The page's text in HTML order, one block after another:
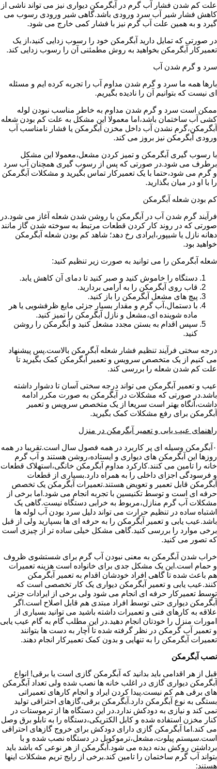
علت کم شدن فشار آب گرم در آبگرمکن دیواری نیز می تواند ناشی از
کاهش فشار شیر آب سرد ورودی باشد.گاهی شیر ورودی رسوب می
گیرد و به همین علت آب گرم نیز با فشار کمی خارج می شود.
در صورتی که تمایل دارید آبگرمکن خود را رسوب زدایی کنید،از یک
تعمیرکار آبگرمکن بخواهید به روش مطمئنی آن را رسوب زدایی کند.
سرد و گرم شدن آب
بارها همه ما سرد و گرم شدن مداوم آب را تجربه کرده ایم و مسئله
ای نیست که بتوانیم آن را نادیده بگیریم.
ممکن است سرد و گرم شدن مداوم به خاطر مناسب نبودن لوله
کشی آب ساختمان باشد،اما معمولا این مشکل به علت کم بودن شعله
آبگرمکن،گرم نشدن آب داخل مخزن آبگرمکن یا فشار نامناسب آب
ورودی آبگرمکن نیز بروز می کند.
با رسوب گیری آبگرمکن و تمیز کردن مشعل،معمولا این مشکل
برطرف می شود.در صورتی که پس از رسوب گیری همچنان آب سرد
و گرم می شود،حتما با یک تعمیرکار تماس بگیرید و مشکلات آبگرمکن
را با او در میان بگذارید.
کم بودن شعله آبگرمکن
فرآیند گرم شدن آب در آبگرمکن با روشن شدن شعله آغاز می شود.در
صورتی که در روند کار کردن قطعات مرتبط به سوخته شدن گاز مانند
دهانه نازل یا شیپور،ایرادی رخ دهد؛ شاهد کم بودن شعله آبگرمکن
خواهید بود.
شعله آبگرمکن را می توانید به صورت زیر تنظیم کنید:
دستگاه را خاموش کنید و صبر کنید تا دمای آن کاهش یابد.
قاب روی آبگرمکن را به آرامی بردارید.
پیچ های مشعل آبگرمکن را باز کنید.
با دستمال،آب گرم و مقدار بسیار جزئی مایع ظرفشویی یا هر
ماده شوینده ای،مشعل و نازل آبگرمکن را تمیز کنید.
سپس اقدام به بستن مجدد مشعل کنید و آبگرمکن را روشن
کنید.
درجه سختی فرآیند تنظیم فشار شعله آبگرمکن بالاست.پس پیشنهاد
می کنیم از یک متخصص سرویس و تعمیر آبگرمکن کمک بگیرید تا
علت کم شدن شعله را بررسی کند.
عیب و تعمیر آبگرمکن می تواند درجه سختی آسان تا دشوار داشته
باشد.در صورتی که مشکلات در آبگرمکن به صورت مکرر ادامه
داشت،آنگاه بهتر است سریعا از یک متخصص سرویس و تعمیر
آبگرمکن برای رفع مشکلات کمک بگیرید.
راهنمای عیب یابی و تعمیر آبگرمکن در منزل
۰آبگرمکن وسیله ای پر کاربرد در همه فصول سال است.تقریبا در همه
روزها این آبگرمکن های دیواری و ایستاده،روشن هستند و آب گرم
خانه را تامین می کنند.کارکرد مداوم آبگرمکن خانگی،استهلاک قطعات
و فرسودگی اجزای داخلی را به همراه دارد.بسیاری از قطعات
آبگرمکن قابل تعمیر و تعویض هستند.تعمیرات آبگرمکن یک تخصص
حرفه ای است و توسط تکنیسین با تجربه انجام می شود.اما برخی از
مشکلات آب گرم منازل،مربوط به خرابی دستگاه نیست.گاهی یک
اشتباه ساده در تنظیم حرارت می تواند دلیل سرد بودن آب لوله ها
باشد.عیب یابی و تعمیر آبگرمکن را به حرفه ای ها بسپارید ولی از قبل
برخی موارد را بررسی کنید.گاهی مشکل خیلی ساده تر از چیزی است
که تصور می کنید.
خراب شدن آبگرمکن به معنی نبودن آب گرم برای شستشوی ظروف
و حمام است.این یک مشکل جدی برای خانواده است هزینه تعمیرات
هم باعث شده تا گاهی افراد خودشان اقدام به تعمیر آبگرمکن
کنند.عیب یابی و تعمیر آبگرمکن دیواری یک کار تخصصی است که
توسط تعمیرکار حرفه ای انجام می شود ولی برخی از ایرادات جزئی
آبگرمکن دیواری حتی توسط افراد مبتدی هم قابل اصلاح است.اگر
علاقه به کارهای فنی و تعمیرات داشته باشید می توانید بسیاری از
امورات منزل را خودتان انجام دهید.در این مطلب گام به گام عیب یابی
و تعمیر آب گرمکن در نظر گرفته شده تا آچار به دست ها بتوانند
تعمیرات آبگرمکن را به تنهایی و بدون کمک تعمیرکار انجام دهند.
نصب آبگرمکن
قبل از هر اقدامی باید بدانید که آبگرمکن گازی است یا برقی! انواع
آبگرمکن دیواری گازی در اغلب خانه ها نصب شده ولی تعداد آبگرمکن
های برقی هم کم نیست.پیدا کردن ایراد و انجام کارهای تعمیراتی
بستگی به نوع آبگرمکن دارد.آبگرمکن برقی،گازهای احتراقی تولید
نمی کند و نیازی به دودکش ندارد.در این دستگاه ها از ترموستات در
کنار مخزن استفاده شده و کابل الکتریکی،دستگاه را به تابلو برق وصل
می کند.اما آبگرمکن گازی دارای دودکش برای خروج گازهای احتراقی
است.سیستم پیلوت،مشعل،ترموکوبل در دستگاه نصب شده و با
برداشتن روکش بدنه دیده می شود.آبگرمکن از هر نوعی که باشد باید
بتواند آب گرم ساختمان را تامین کند.برخی از رایج تریم مشکلات اینها
هستند: